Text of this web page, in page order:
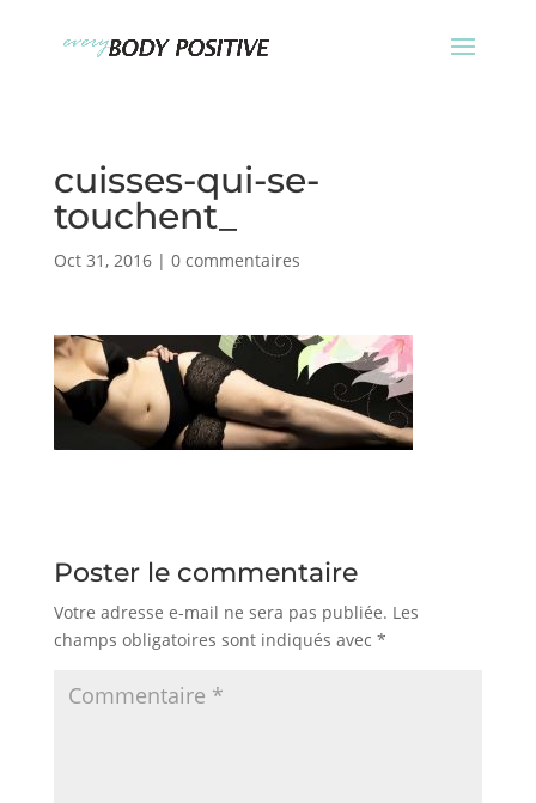
cuisses-qui-se-
touchent_
Oct 31, 2016| 0 commentaires
Poster le commentaire
Votre adresse e-mail ne sera pas publiée. Les
champs obligatoires sont indiqués avec *